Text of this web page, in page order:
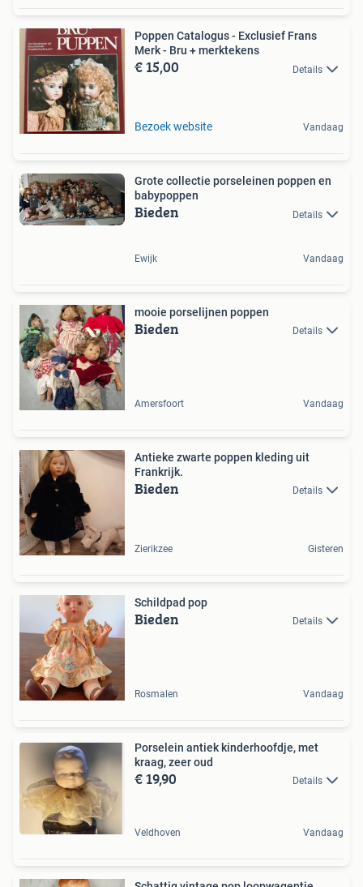
Poppen Catalogus - Exclusief Frans
Merk - Bru + merktekens
€ 15,00 Details
Bezoek website Vandaag
Grote collectie porseleinen poppen en
babypoppen
Bieden Details
Ewijk Vandaag
mooie porselijnen poppen
Bieden Details
Amersfoort Vandaag
Antieke zwarte poppen kleding uit
Frankrijk.
Bieden Details
Zierikzee Gisteren
Schildpad pop
Bieden Details
Rosmalen Vandaag
Porselein antiek kinderhoofdje, met
kraag, zeer oud
€ 19,90 Details
Veldhoven Vandaag